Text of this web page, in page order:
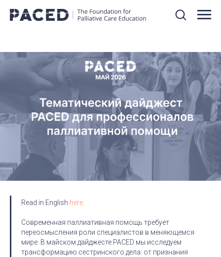
Read in English here
Современная паллиативная помощь требует
переосмысления роли специалистов в меняющемся
мире. В майском дайджесте PACED мы исследуем
трансформацию сестринского дела: от признания